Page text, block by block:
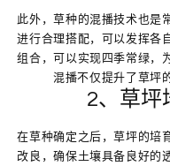
此外，草种的混播技术也是
进行合理搭配，可以发挥各
组合，可以实现四季常绿，
混播不仅提升了草坪
2、草坪
在草种确定之后，草坪的培
改良，确保土壤具备良好的